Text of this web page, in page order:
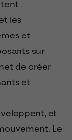
les
et
sur
de créer
et
et
Le